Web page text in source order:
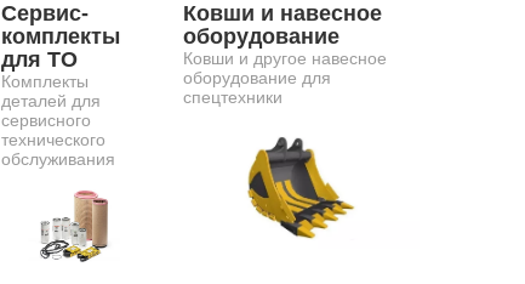
Сервис-
комплекты
для ТО
Комплекты
деталей для
сервисного
технического
обслуживания
Ковши и навесное
оборудование
Ковши и другое навесное
оборудование для
спецтехники